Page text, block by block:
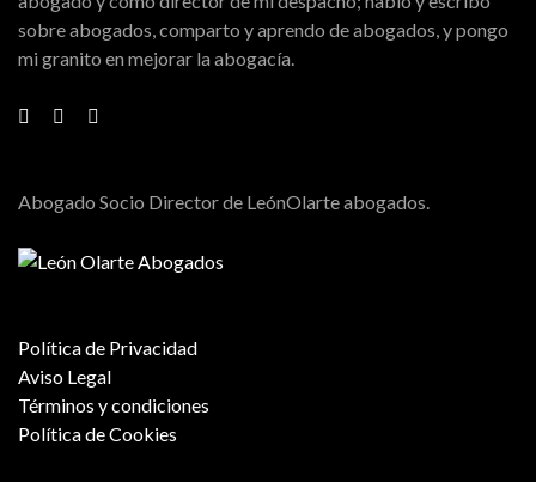
sobre abogados, comparto y aprendo de abogados, y pongo
mi granito en mejorar la abogacía.
Abogado Socio Director de LeónOlarte abogados.
Política de Privacidad
Aviso Legal
Términos y condiciones
Política de Cookies